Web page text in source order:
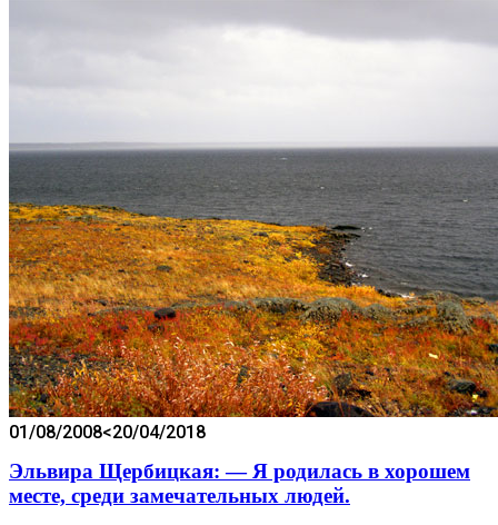
01/08/2008<20/04/2018
Эльвира Щербицкая: — Я родилась в хорошем
месте, среди замечательных людей.